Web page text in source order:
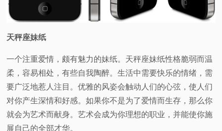
天秤座妹纸
一个注重爱情，颇有魅力的妹纸。天秤座妹纸性格脆弱而温
柔，容易相处，有些自我陶醉。生活中需要快乐的情绪，需
要广泛地惹人注目。优雅的风姿会触动人们的心弦，使人们
对你产生深情和好感。如果你不是为了爱情而生存，那么你
就会为艺术而献身。艺术会成为你理想的职业，并能使你施
展自己的全部才华。